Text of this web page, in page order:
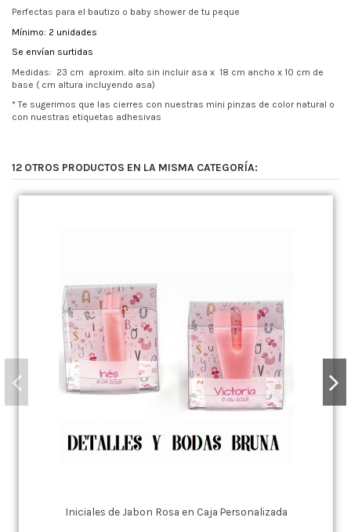
Perfectas para el bautizo o baby shower de tu peque
Mínimo: 2 unidades
Se envían surtidas
Medidas: 23 cm aproxim. alto sin incluir asa x 18 cm ancho x 10 cm de
base ( cm altura incluyendo asa)
* Te sugerimos que las cierres con nuestras mini pinzas de color natural o
con nuestras etiquetas adhesivas
12 OTROS PRODUCTOS EN LA MISMA CATEGORÍA:
Iniciales de Jabon Rosa en Caja Personalizada